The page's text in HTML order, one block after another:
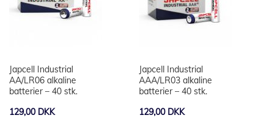
Japcell Industrial
AA/LR06 alkaline
batterier – 40 stk.
129,00 DKK
Japcell Industrial
AAA/LR03 alkaline
batterier – 40 stk.
129,00 DKK